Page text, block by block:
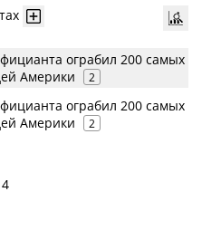
ограбил 200 самых
Америки
2
ограбил 200 самых
Америки
2